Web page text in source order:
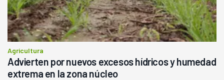
Agricultura
Advierten por nuevos excesos hídricos y humedad
extrema en la zona núcleo